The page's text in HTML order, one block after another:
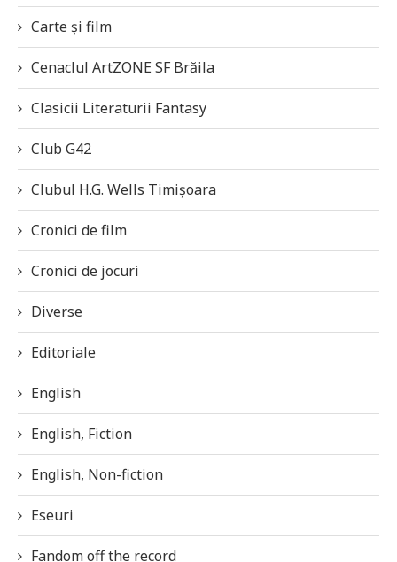
Carte și film
Cenaclul ArtZONE SF Brăila
Clasicii Literaturii Fantasy
Club G42
Clubul H.G. Wells Timișoara
Cronici de film
Cronici de jocuri
Diverse
Editoriale
English
English, Fiction
English, Non-fiction
Eseuri
Fandom off the record